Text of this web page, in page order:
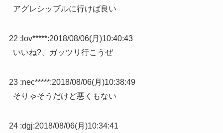
アグレシッブルに行けば良い
22 : lov*****:2018/08/06(月)10:40:43
いいね?、ガッツリ行こうぜ
23 :nec*****:2018/08/06(月)10:38:49
そりゃそうだけど悪くもない
24 :dgj:2018/08/06(月)10:34:41